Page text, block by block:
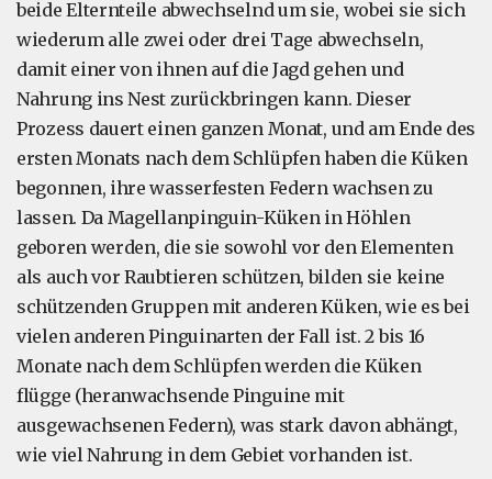
beide Elternteile abwechselnd um sie, wobei sie sich
wiederum alle zwei oder drei Tage abwechseln,
damit einer von ihnen auf die Jagd gehen und
Nahrung ins Nest zurückbringen kann. Dieser
Prozess dauert einen ganzen Monat, und am Ende des
ersten Monats nach dem Schlüpfen haben die Küken
begonnen, ihre wasserfesten Federn wachsen zu
lassen. Da Magellanpinguin-Küken in Höhlen
geboren werden, die sie sowohl vor den Elementen
als auch vor Raubtieren schützen, bilden sie keine
schützenden Gruppen mit anderen Küken, wie es bei
vielen anderen Pinguinarten der Fall ist. 2 bis 16
Monate nach dem Schlüpfen werden die Küken
flügge (heranwachsende Pinguine mit
ausgewachsenen Federn), was stark davon abhängt,
wie viel Nahrung in dem Gebiet vorhanden ist.